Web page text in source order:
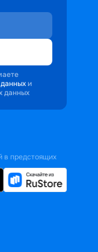
и
данных
в предстоящих